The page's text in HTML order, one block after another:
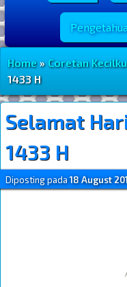
Home»Coretan Kecilku
1433 H
Selamat
1433 H
Diposting pada18 August